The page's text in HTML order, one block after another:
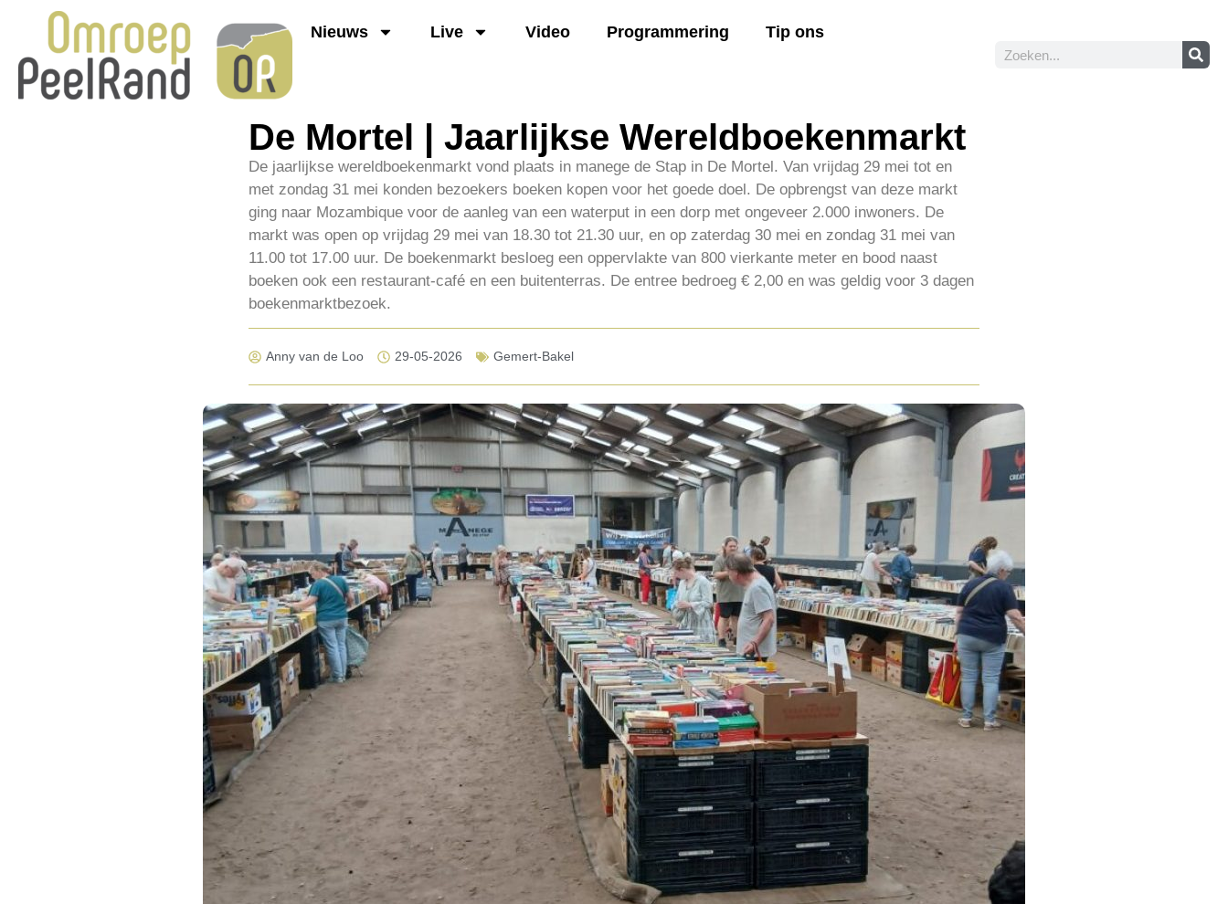
Nieuws Live Video Programmering Tip ons
De Mortel | Jaarlijkse Wereldboekenmarkt
De jaarlijkse wereldboekenmarkt vond plaats in manege de Stap in De Mortel. Van vrijdag 29 mei tot en
met zondag 31 mei konden bezoekers boeken kopen voor het goede doel. De opbrengst van deze markt
ging naar Mozambique voor de aanleg van een waterput in een dorp met ongeveer 2.000 inwoners. De
markt was open op vrijdag 29 mei van 18.30 tot 21.30 uur, en op zaterdag 30 mei en zondag 31 mei van
11.00 tot 17.00 uur. De boekenmarkt besloeg een oppervlakte van 800 vierkante meter en bood naast
boeken ook een restaurant-café en een buitenterras. De entree bedroeg € 2,00 en was geldig voor 3 dagen
boekenmarktbezoek.
Anny van de Loo 29-05-2026 Gemert-Bakel